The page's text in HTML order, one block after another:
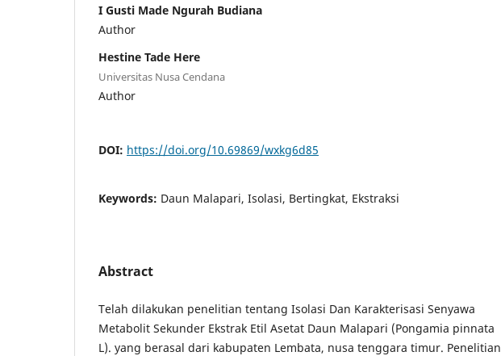
I Gusti Made Ngurah Budiana
Author
Hestine Tade Here
Universitas Nusa Cendana
Author
DOI: https://doi.org/10.69869/wxkg6d85
Keywords: Daun Malapari, Isolasi, Bertingkat, Ekstraksi
Abstract
Telah dilakukan penelitian tentang Isolasi Dan Karakterisasi Senyawa
Metabolit Sekunder Ekstrak Etil Asetat Daun Malapari (Pongamia pinnata
L). yang berasal dari kabupaten Lembata, nusa tenggara timur. Penelitian